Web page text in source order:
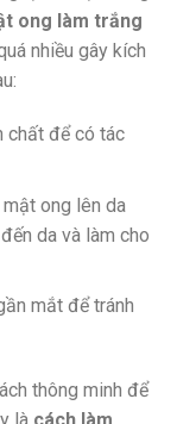
ong làm trắng
nhiều gây kích
chất để có tác
ong lên da
da và làm cho
mắt để tránh
thông minh để